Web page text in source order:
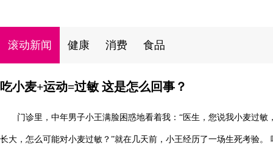
滚动新闻 健康 消费 食品
吃小麦+运动=过敏 这是怎么回事？
门诊里，中年男子小王满脸困惑地看着我：“医生，您说我小麦过
长大，怎么可能对小麦过敏？”就在几天前，小王经历了一场生死考验。